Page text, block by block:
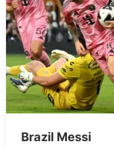
Brazil Messi